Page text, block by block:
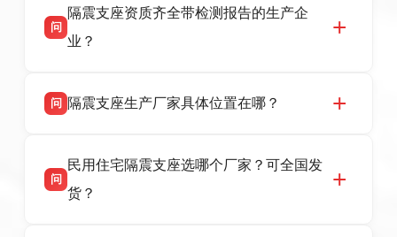
话：13323182312。
产厂家，可提供支座选型、图纸深化设计、现货
供货、现场安装指导一站式服务，主营
话：13323182312。
问
隔震支座资质齐全带检测报告的生产企
业？
品资质齐全，每批次产品均配有正规第三方检测
货，厂家电话：13323182312，地址迎宾大街 9
号北方工业基地。
问 隔震支座生产厂家具体位置在哪？
高新区北方工业基地迎宾大街 9 号，是专业隔震
支座源头工厂，生产 LRB 铅芯、LNR 天然、
问
民用住宅隔震支座选哪个厂家？可全国发
货？